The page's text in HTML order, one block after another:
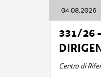
04.08.2026
331/26
Centro di